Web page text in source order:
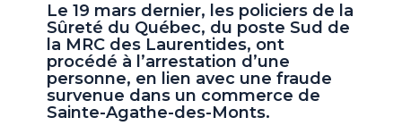
Le 19 mars dernier, les policiers de la
Sûreté du Québec, du poste Sud de
la MRC des Laurentides, ont
procédé à l’arrestation d’une
personne, en lien avec une fraude
survenue dans un commerce de
Sainte-Agathe-des-Monts.